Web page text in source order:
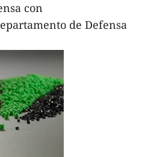
con
de Defensa